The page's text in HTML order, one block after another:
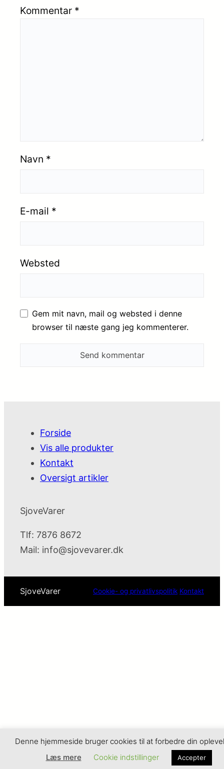
Kommentar *
Navn *
E-mail *
Websted
Gem mit navn, mail og websted i denne
browser til næste gang jeg kommenterer.
Forside
Vis alle produkter
Kontakt
Oversigt artikler
SjoveVarer
Tlf: 7876 8672
Mail: info@sjovevarer.dk
SjoveVarer Cookie- og privatlivspolitik Kontakt
Denne hjemmeside bruger cookies til at forbedre din
Læs mere
Cookie indstillinger Accepter